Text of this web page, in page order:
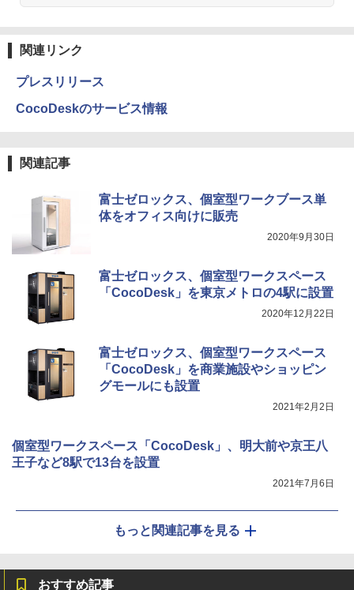
関連リンク
プレスリリース
CocoDeskのサービス情報
関連記事
富士ゼロックス、個室型ワークブース単
体をオフィス向けに販売
2020年9月30日
富士ゼロックス、個室型ワークスペース
「CocoDesk」を東京メトロの4駅に設置
2020年12月22日
富士ゼロックス、個室型ワークスペース
「CocoDesk」を商業施設やショッピン
グモールにも設置
2021年2月2日
個室型ワークスペース「CocoDesk」、明大前や京王八
王子など8駅で13台を設置
2021年7月6日
もっと関連記事を見る
おすすめ記事